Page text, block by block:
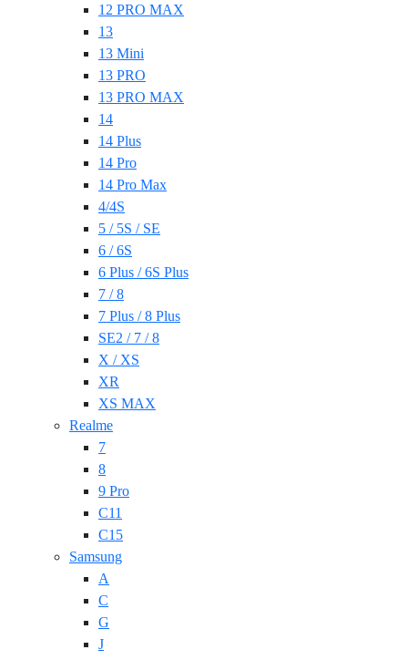
12 PRO MAX
13
13 Mini
13 PRO
13 PRO MAX
14
14 Plus
14 Pro
14 Pro Max
4/4S
5 / 5S / SE
6 / 6S
6 Plus / 6S Plus
7 / 8
7 Plus / 8 Plus
SE2 / 7 / 8
X / XS
XR
XS MAX
Realme
7
8
9 Pro
C11
C15
Samsung
A
C
G
J